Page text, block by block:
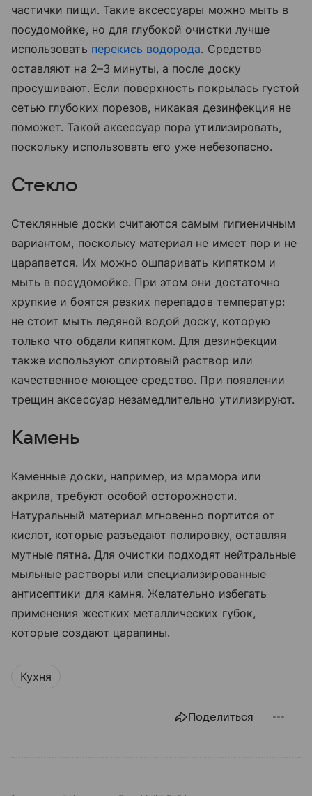
частички пищи. Такие аксессуары можно мыть в
посудомойке, но для глубокой очистки лучше
использовать перекись водорода. Средство
оставляют на 2–3 минуты, а после доску
просушивают. Если поверхность покрылась густой
сетью глубоких порезов, никакая дезинфекция не
поможет. Такой аксессуар пора утилизировать,
поскольку использовать его уже небезопасно.
Стекло
Стеклянные доски считаются самым гигиеничным
вариантом, поскольку материал не имеет пор и не
царапается. Их можно ошпаривать кипятком и
мыть в посудомойке. При этом они достаточно
хрупкие и боятся резких перепадов температур:
не стоит мыть ледяной водой доску, которую
только что обдали кипятком. Для дезинфекции
также используют спиртовый раствор или
качественное моющее средство. При появлении
трещин аксессуар незамедлительно утилизируют.
Камень
Каменные доски, например, из мрамора или
акрила, требуют особой осторожности.
Натуральный материал мгновенно портится от
кислот, которые разъедают полировку, оставляя
мутные пятна. Для очистки подходят нейтральные
мыльные растворы или специализированные
антисептики для камня. Желательно избегать
применения жестких металлических губок,
которые создают царапины.
Кухня
Поделиться